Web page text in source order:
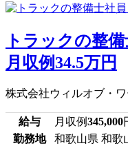
トラックの整
月収例34.5万円
株式会社ウィルオブ・ワ
給与 月収例345,000
勤務地
和歌山県 和歌